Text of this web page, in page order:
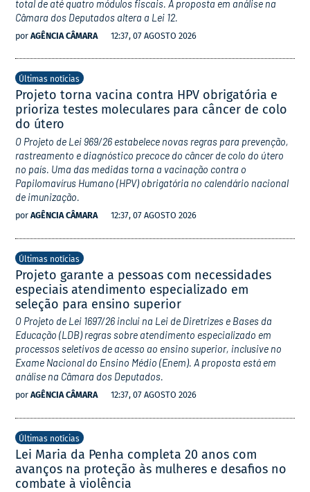
total de até quatro módulos fiscais. A proposta em análise na
Câmara dos Deputados altera a Lei 12.
por AGÊNCIA CÂMARA 12:37, 07 AGOSTO 2026
Últimas notícias
Projeto torna vacina contra HPV obrigatória e
prioriza testes moleculares para câncer de colo
do útero
O Projeto de Lei 969/26 estabelece novas regras para prevenção,
rastreamento e diagnóstico precoce do câncer de colo do útero
no país. Uma das medidas torna a vacinação contra o
Papilomavírus Humano (HPV) obrigatória no calendário nacional
de imunização.
por AGÊNCIA CÂMARA 12:37, 07 AGOSTO 2026
Últimas notícias
Projeto garante a pessoas com necessidades
especiais atendimento especializado em
seleção para ensino superior
O Projeto de Lei 1697/26 inclui na Lei de Diretrizes e Bases da
Educação (LDB) regras sobre atendimento especializado em
processos seletivos de acesso ao ensino superior, inclusive no
Exame Nacional do Ensino Médio (Enem). A proposta está em
análise na Câmara dos Deputados.
por AGÊNCIA CÂMARA 12:37, 07 AGOSTO 2026
Últimas notícias
Lei Maria da Penha completa 20 anos com
avanços na proteção às mulheres e desafios no
combate à violência